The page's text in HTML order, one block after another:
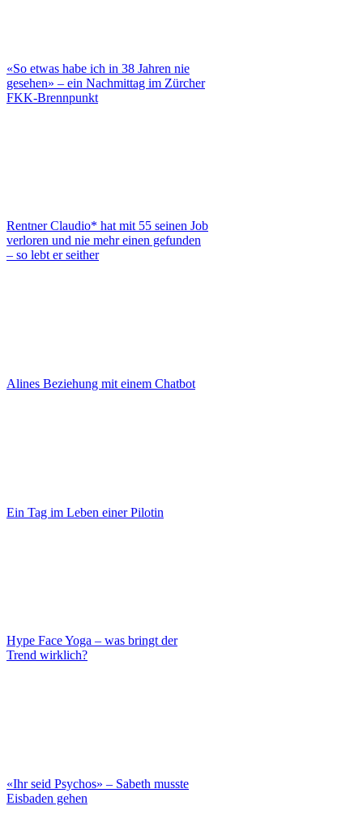
«So etwas habe ich in 38 Jahren nie
gesehen» – ein Nachmittag im Zürcher
FKK-Brennpunkt
Rentner Claudio* hat mit 55 seinen Job
verloren und nie mehr einen gefunden
– so lebt er seither
Alines Beziehung mit einem Chatbot
Ein Tag im Leben einer Pilotin
Hype Face Yoga – was bringt der
Trend wirklich?
«Ihr seid Psychos» – Sabeth musste
Eisbaden gehen